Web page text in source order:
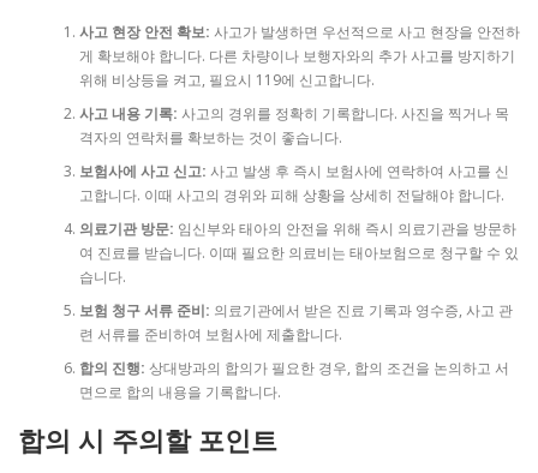
사고 현장 안전 확보: 사고가 발생하면 우선적으로 사고 현장을 안전하
게 확보해야 합니다. 다른 차량이나 보행자와의 추가 사고를 방지하기
위해 비상등을 켜고, 필요시 119에 신고합니다.
사고 내용 기록: 사고의 경위를 정확히 기록합니다. 사진을 찍거나 목
격자의 연락처를 확보하는 것이 좋습니다.
보험사에 사고 신고: 사고 발생 후 즉시 보험사에 연락하여 사고를 신
고합니다. 이때 사고의 경위와 피해 상황을 상세히 전달해야 합니다.
의료기관 방문: 임신부와 태아의 안전을 위해 즉시 의료기관을 방문하
여 진료를 받습니다. 이때 필요한 의료비는 태아보험으로 청구할 수 있
습니다.
보험 청구 서류 준비: 의료기관에서 받은 진료 기록과 영수증, 사고 관
련 서류를 준비하여 보험사에 제출합니다.
합의 진행: 상대방과의 합의가 필요한 경우, 합의 조건을 논의하고 서
면으로 합의 내용을 기록합니다.
합의 시 주의할 포인트